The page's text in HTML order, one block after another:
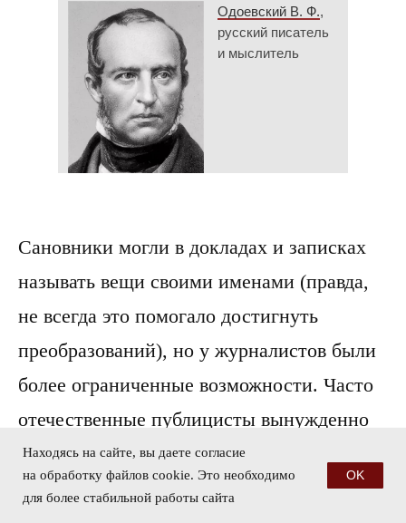
Одоевский В. Ф.,
русский писатель
и мыслитель
Сановники могли в докладах и записках
называть вещи своими именами (правда,
не всегда это помогало достигнуть
преобразований), но у журналистов были
более ограниченные возможности. Часто
отечественные публицисты вынужденно
вступали в яростную полемику с,
казалось бы, тождественными по духу
Находясь на сайте, вы даете согласие
на обработку файлов cookie. Это необходимо
для более стабильной работы сайта
OK